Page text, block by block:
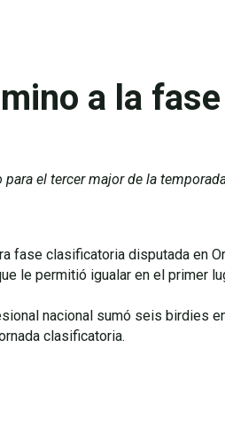
a la fase
el tercer major de la
fase clasificatoria disputada en
le permitió igualar en el primer
nacional sumó seis birdies
clasificatoria.